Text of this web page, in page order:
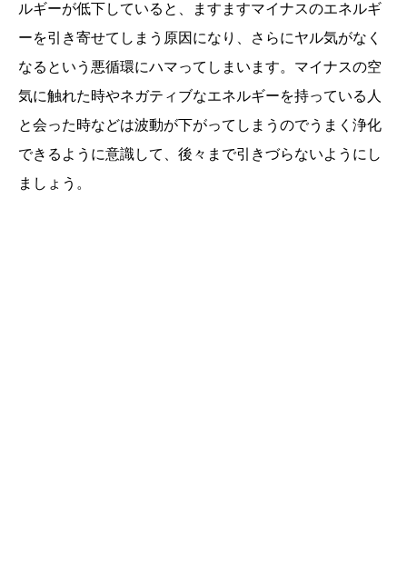
ルギーが低下していると、ますますマイナスのエネルギ
ーを引き寄せてしまう原因になり、さらにヤル気がなく
なるという悪循環にハマってしまいます。マイナスの空
気に触れた時やネガティブなエネルギーを持っている人
と会った時などは波動が下がってしまうのでうまく浄化
できるように意識して、後々まで引きづらないようにし
ましょう。